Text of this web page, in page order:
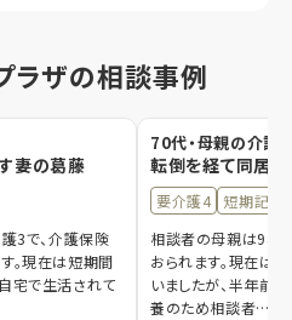
ラザの相談事例
妻の葛藤
3で、介護保険
。現在は短期間
宅で生活されて
70代・母親の介護
転倒を経て同居
要介護4
短期記憶
相談者の母親は94
おられます。現在は
いましたが、半年前
養のため相談者…